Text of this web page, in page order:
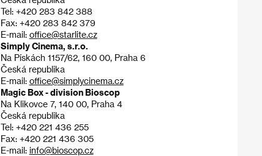
Tel: +420 283 842 388
Fax: +420 283 842 379
E-mail: office@starlite.cz
Simply Cinema, s.r.o.
Na Pískách 1157/62, 160 00, Praha 6
Česká republika
E-mail: office@simplycinema.cz
Magic Box - division Bioscop
Na Klikovce 7, 140 00, Praha 4
Česká republika
Tel: +420 221 436 255
Fax: +420 221 436 305
E-mail: info@bioscop.cz